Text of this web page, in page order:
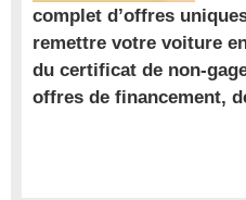
complet d’offres
remettre votre voiture
du certificat de non-
offres de financement,